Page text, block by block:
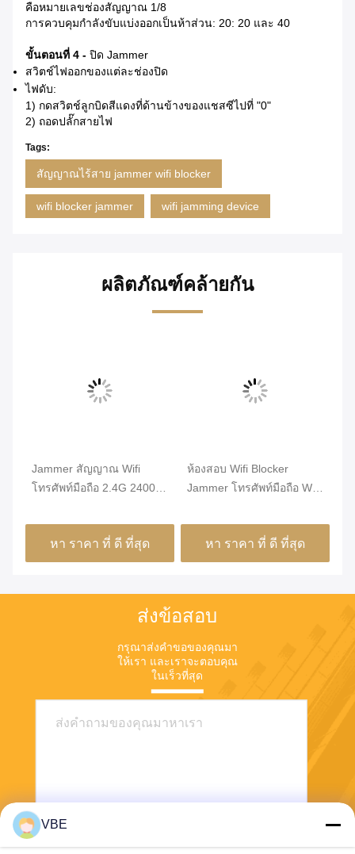
คือหมายเลขช่องสัญญาณ 1/8
การควบคุมกำลังขับแบ่งออกเป็นห้าส่วน: 20: 20 และ 40
ขั้นตอนที่ 4 - ปิด Jammer
สวิตช์ไฟออกของแต่ละช่องปิด
ไฟดับ:
1) กดสวิตช์ลูกบิดสีแดงที่ด้านข้างของแชสซีไปที่ "0"
2) ถอดปลั๊กสายไฟ
Tags:
สัญญาณไร้สาย jammer wifi blocker
wifi blocker jammer wifi jamming device
ผลิตภัณฑ์คล้ายกัน
Jammer สัญญาณ Wifi
โทรศัพท์มือถือ 2.4G 2400 -
ขนาดใหญ่
หา ราคา ที่ ดี ที่สุด
ห้องสอบ Wifi Blocker
Jammer โทรศัพท์มือถือ Wifi
Jamming
หา ราคา ที่ ดี ที่สุด
ส่งข้อสอบ
กรุณาส่งคําขอของคุณมา
ให้เรา และเราจะตอบคุณ
ในเร็วที่สุด
VBE